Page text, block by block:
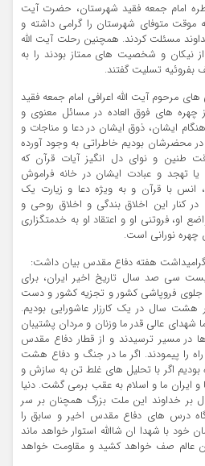
امام جمعه فقید شهرستان، حضرت آیت
موقت متوفای شهرستان را گرامی داشته و
مسئلت کردند. همچنین رحلت آیت الله
نیکان و شخصیت های ممتاز بودند را به
تسلیت گفتند.
مرحوم آیت الله اعرافی امام جمعه فقید
های فوق العاده در مسائل معنوی و
ایشان، ذوق ایشان در دعا و مناجات و
در محضرشان بودیم خاطراتی به وجود آورده
طنین و نوای دل انگیز آیات قرآن که
تهجد و عبادت ایشان در خانه فراموش
انس با قرآن و به ویژه دعا و زیارت یک
کنار این اخلاق بندگی و اخلاق روحی و
او، فروتنی او و اعتقاد او به خدمتگزاری
چهره نورانی است.
هفته دفاع مقدس بیان داشت:
سی صد سال تاریخ اخیر ایران، برای
جلوی فروپاشی کشور و تجزیه کشور و دست
هشت سال در یک کارزار عاشورایی بودیم.
ما شهدای عالی قدر ما وزنان و مردان پشتیبان
در مسیر ترسیدند و از قطار دفاع مقدس
راه را پیمودند. اگر ما در جنگ و دفاع هشت
بودیم اگر با تحلیل های غلط تن به سازش و
و ایران ما و اسلام به عقب برمی گشت. دنیا
بر خداوند این ملت بزرگ همچنان بر سر
درس های دفاع مقدس اخیر و سابق را
خود با شهدا ان شاالله استوار خواهد ماند
عالم صف خواهد کشید و مقاومت خواهد